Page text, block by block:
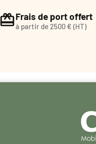
Frais de port offert
à partir de 2500 € (HT)